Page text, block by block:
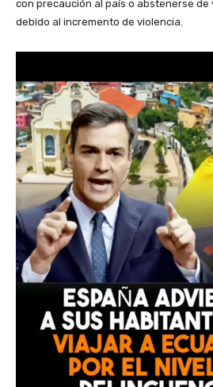
con precaución al país o abstenerse
debido al incremento de violencia.